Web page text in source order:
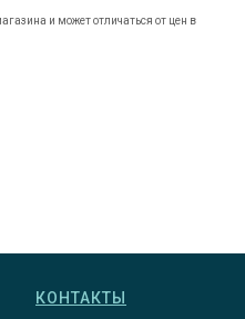
и может отличаться от цен в
КОНТАКТЫ